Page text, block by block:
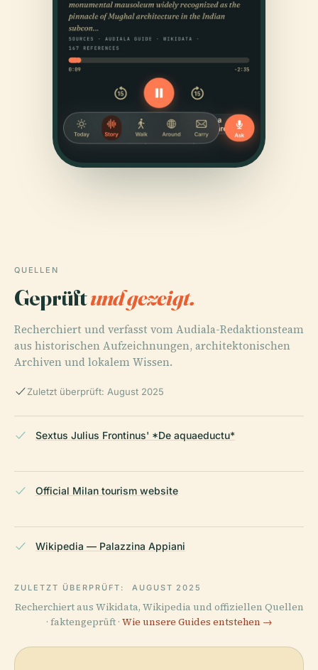
QUELLEN
Geprüftund gezeigt.
Recherchiert und verfasst vom Audiala-Redaktionsteam
aus historischen Aufzeichnungen, architektonischen
Archiven und lokalem Wissen.
Zuletzt überprüft: August 2025
Sextus Julius Frontinus' *De aquaeductu*
Official Milan tourism website
Wikipedia — Palazzina Appiani
ZULETZT ÜBERPRÜFT: AUGUST 2025
Recherchiert aus Wikidata, Wikipedia und offiziellen Quellen
· faktengeprüft · Wie unsere Guides entstehen →